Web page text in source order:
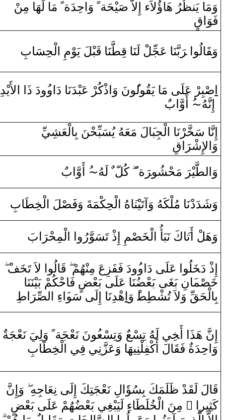
وَمَا‌ يَ‍‌‍ن‍‍ظُ‍‍رُ‌ ه‍‍َ‍ا‌ؤُلاَ‌ء‌ ‌إِلاَّ‌ صَ‍‍يْحَةً ‌ ‌وَ‌احِدَةً ‌ مَا‌ لَهَا‌ مِ‍‌‍ن
فَوَ‌ا قٍ
وَ‍قَ‍‍الُو ‌ ‌‍رَبَّنَا‌ عَجِّلْ لَنَا‌ قِ‍‍طَّ‍‍نَا‌ قَ‍‍بْ‍‍لَ يَ‍‍وْمِ لْحِسَابِ
صْ‍‍بِ‍‍ر ْ‌ عَلَى‌ مَا‌ يَ‍‍قُ‍‍ول‍‍ُ‍ونَ ‌وَ ‌ذْكُرْ‌ عَ‍‍بْ‍‍دَنَا‌ ‌دَ‌ا‌و‍ُ‍‌و‌دَ‌ ‌ذَ‌ا‌ لأَيْ‍‍دِ‌
‌إِنَّ‍‍هُ~ُ ‌أَ‌وَّ‌ابٌ
إِنَّ‍‍ا‌ سَ‍‍خَّ‍‍رْنَا‌ لْجِب‍‍َ‍الَ مَعَ‍‍هُ يُسَبِّحْنَ بِ‍الْعَشِيِّ
‌وَ لإِشْ‍رَ قِ
وَ‌ال‍‍طَّ‍‍يْ‍رَ ‌ مَحْشُو‌‍رَ ة‌ً‌ كُلٌّ ‌ لَهُ~ُ ‌أَ‌وَّ‌ابٌ
وَشَدَ‌دْنَا‌ مُلْكَ‍‍هُ ‌وَ‌آتَيْن‍‍َ‍اهُ لْحِكْمَةَ ‌وَفَ‍‍صْ‍‍لَ لْ‍‍خِ‍‍طَ‍‍ابِ
وَهَلْ ‌أَت‍‍َ‍اكَ نَبَأُ‌ لْ‍‍خَ‍‍صْ‍‍مِ ‌إِ‌ذْ‌ تَسَوَّ‌رُ‌و لْمِحْ‍رَ ‌ابَ
إِ‌ذْ‌ ‌دَ‍خَ‍‍لُو ‌ عَلَى‌ ‌دَ‌ا‌و‍ُ‍‌و‌دَ‌ فَفَزِعَ مِ‍‌‍نْ‍‍هُمْ قَ‍‍الُو ‌ لاَ‌ تَ‍‍خَ‍‍فْ
خَ‍‍صْ‍‍م‍‍َ‍انِ بَ‍‍غَ‍‍ى‌ بَعْ‍‍ضُ‍‍نَا‌ عَلَى‌ بَعْ‍‍ض ‌ فَاحْكُمْ بَيْنَنَا‌
بِ‍الْحَ‍‍قِّ ‌وَلاَ‌ تُشْ‍‍طِ‍‍ط‍ْ ‌وَ هْدِنَ‍‍ا ‌ ‌إِلَى‌ سَو ‌ءِ‌ ل‍‍صِّ‍رَ طِ
نّ َ هَذَ خِ‍‍ي لَ‍‍هُ تِسْع ‌ ‌وَتِسْع‍‍ُ‍ونَ نَعْجَةً ‌ ‌وَلِيَ نَعْجَة
‌وَ‌احِدَة‌ ‌ فَ‍‍قَ‍‍الَ ‌أَكْفِلْنِيهَا‌ ‌وَعَزَّنِي فِي لْ‍‍خِ‍‍طَ‍‍ابِ
قَ‍‍الَ لَ‍‍قَ‍‍د ظَ‍‍لَمَكَ بِسُؤ لِ نَعْجَتِكَ ‌إِلَى‌ نِعَاجِ‍‍هِ ‌وَ‌إِ نّ
كَثِي‍‍ر ‌ ً ‌ مِنَ لْ‍‍خُ‍‍لَ‍‍طَ‍‍ا‌ءِ‌ لَيَ‍‍بْ‍‍غِ‍‍ي بَعْ‍‍ضُ‍‍هُمْ عَلَى‌ بَعْ‍‍ض